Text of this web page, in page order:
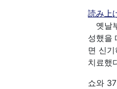
読み上
옛날
성했을
면 신
치료했
쇼와